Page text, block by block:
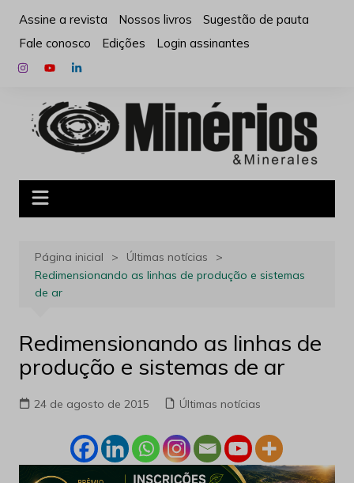
para
conteúdo
Assine a revista Nossos livros
Sugestão de pauta
Fale conosco
Edições Login assinantes
Página inicial
Últimas notícias
Redimensionando as linhas de produção e sistemas
de ar
Redimensionando as linhas de
produção e sistemas de ar
24 de agosto de 2015 Últimas notícias